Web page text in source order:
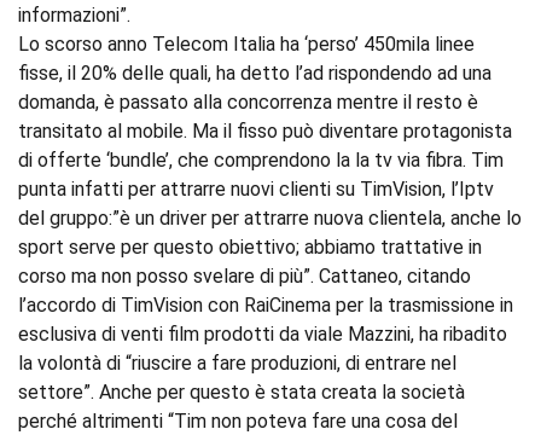
informazioni”.
Lo scorso anno Telecom Italia ha ‘perso’ 450mila linee
fisse, il 20% delle quali, ha detto l’ad rispondendo ad una
domanda, è passato alla concorrenza mentre il resto è
transitato al mobile. Ma il fisso può diventare protagonista
di offerte ‘bundle’, che comprendono la la tv via fibra. Tim
punta infatti per attrarre nuovi clienti su TimVision, l’Iptv
del gruppo:”è un driver per attrarre nuova clientela, anche lo
sport serve per questo obiettivo; abbiamo trattative in
corso ma non posso svelare di più”. Cattaneo, citando
l’accordo di TimVision con RaiCinema per la trasmissione in
esclusiva di venti film prodotti da viale Mazzini, ha ribadito
la volontà di “riuscire a fare produzioni, di entrare nel
settore”. Anche per questo è stata creata la società
perché altrimenti “Tim non poteva fare una cosa del